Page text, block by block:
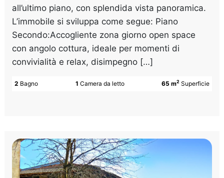
all’ultimo piano, con splendida vista panoramica.
L’immobile si sviluppa come segue: Piano
Secondo:Accogliente zona giorno open space
con angolo cottura, ideale per momenti di
convivialità e relax, disimpegno […]
65 m2 Superficie
1 Camera da letto
2 Bagno